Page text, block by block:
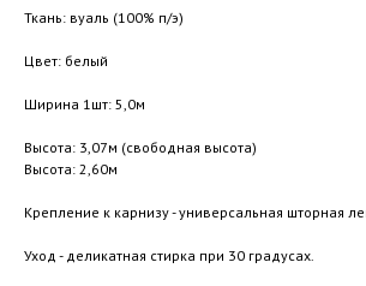
Ткань: вуаль (100% п/э)
Цвет: белый
Ширина 1шт: 5,0м
Высота: 3,07м (свободная высота)
Высота: 2,60м
Крепление к карнизу - универсальная шторная
Уход - деликатная стирка при 30 градусах.